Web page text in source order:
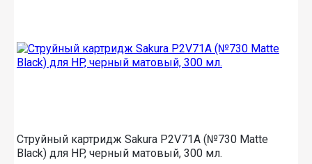
Струйный картридж Sakura P2V71A (№730 Matte
Black) для HP, черный матовый, 300 мл.